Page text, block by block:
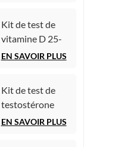
homogène)
Kit de test de
vitamine D 25-
hydroxy (essai
chimiluminescence
homogène))
EN SAVOIR PLUS
Kit de test de
testostérone
(essai
EN SAVOIR PLUS